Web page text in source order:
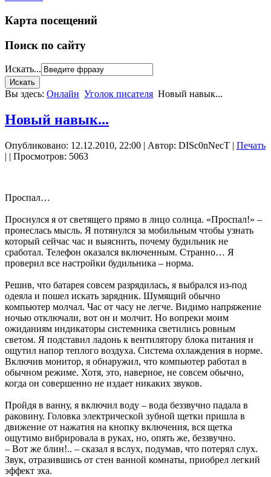
Карта посещений
Поиск по сайту
Искать...
Вы здесь: Онлайн Уголок писателя Новый навык...
Новый навык...
Опубликовано: 12.12.2010, 22:00 | Автор: DISc0nNecT | Печать
| | Просмотров: 5063
Проспал…
Проснулся я от светящего прямо в лицо солнца. «Проспал!» –
пронеслась мысль. Я потянулся за мобильным чтобы узнать
который сейчас час и выяснить, почему будильник не
сработал. Телефон оказался включенным. Странно… Я
проверил все настройки будильника – норма.
Решив, что батарея совсем разрядилась, я выбрался из-под
одеяла и пошел искать зарядник. Шумящий обычно
компьютер молчал. Час от часу не легче. Видимо напряжение
ночью отключали, вот он и молчит. Но вопреки моим
ожиданиям индикаторы системника светились ровным
светом. Я подставил ладонь к вентилятору блока питания и
ощутил напор теплого воздуха. Система охлаждения в норме.
Включив монитор, я обнаружил, что компьютер работал в
обычном режиме. Хотя, это, наверное, не совсем обычно,
когда он совершенно не издает никаких звуков.
Пройдя в ванну, я включил воду – вода беззвучно падала в
раковину. Головка электрической зубной щетки пришла в
движение от нажатия на кнопку включения, вся щетка
ощутимо вибрировала в руках, но, опять же, беззвучно.
– Вот же блин!.. – сказал я вслух, подумав, что потерял слух.
Звук, отразившись от стен ванной комнаты, приобрел легкий
эффект эха.